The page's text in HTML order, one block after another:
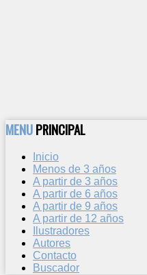
MENUPRINCIPAL
Inicio
Menos de 3 años
A partir de 3 años
A partir de 6 años
A partir de 9 años
A partir de 12 años
Ilustradores
Autores
Contacto
Buscador